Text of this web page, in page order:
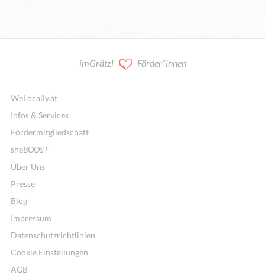
imGrätzl Förder*innen
WeLocally.at
Infos & Services
Fördermitgliedschaft
sheBOOST
Über Uns
Presse
Blog
Impressum
Datenschutzrichtlinien
Cookie Einstellungen
AGB